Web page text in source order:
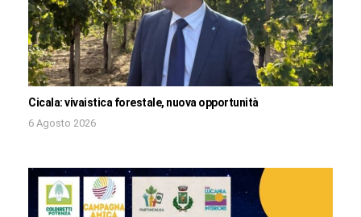
Cicala: vivaistica forestale, nuova opportunità
6 Agosto 2026